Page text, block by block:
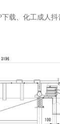
、化工成人抖